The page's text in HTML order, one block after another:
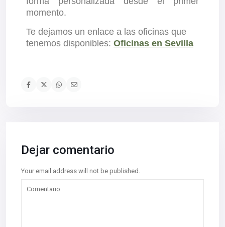
momento.
Te dejamos un enlace a las oficinas que
tenemos disponibles: Oficinas en Sevilla
Dejar comentario
Your email address will not be published.